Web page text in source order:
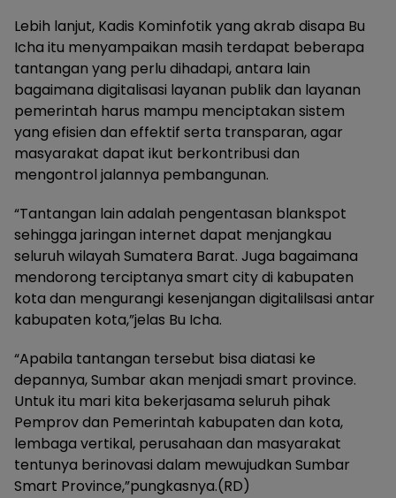
Lebih lanjut, Kadis Kominfotik yang akrab disapa Bu
Icha itu menyampaikan masih terdapat beberapa
tantangan yang perlu dihadapi, antara lain
bagaimana digitalisasi layanan publik dan layanan
pemerintah harus mampu menciptakan sistem
yang efisien dan effektif serta transparan, agar
masyarakat dapat ikut berkontribusi dan
mengontrol jalannya pembangunan.
“Tantangan lain adalah pengentasan blankspot
sehingga jaringan internet dapat menjangkau
seluruh wilayah Sumatera Barat. Juga bagaimana
mendorong terciptanya smart city di kabupaten
kota dan mengurangi kesenjangan digitalilsasi antar
kabupaten kota,”jelas Bu Icha.
“Apabila tantangan tersebut bisa diatasi ke
depannya, Sumbar akan menjadi smart province.
Untuk itu mari kita bekerjasama seluruh pihak
Pemprov dan Pemerintah kabupaten dan kota,
lembaga vertikal, perusahaan dan masyarakat
tentunya berinovasi dalam mewujudkan Sumbar
Smart Province,”pungkasnya.(RD)